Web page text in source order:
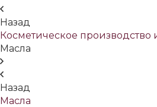
Назад
Косметическое производство
Масла
Назад
Масла